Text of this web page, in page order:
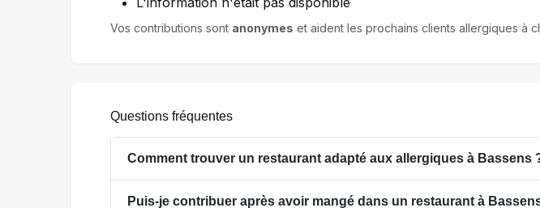
Vos contributions sont anonymes et aident les prochains clients allergiques à
Questions fréquentes
Comment trouver un restaurant adapté aux allergiques à Bassens
Puis-je contribuer après avoir mangé dans un restaurant à